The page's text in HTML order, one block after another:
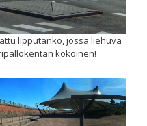
lipputanko, jossa liehuva
kokoinen!